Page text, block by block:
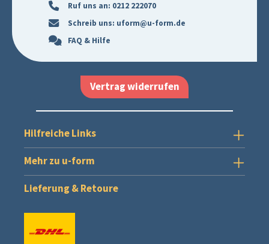
Ruf uns an: 0212 222070
Schreib uns: uform@u-form.de
FAQ & Hilfe
Vertrag widerrufen
Hilfreiche Links
Mehr zu u-form
Lieferung & Retoure